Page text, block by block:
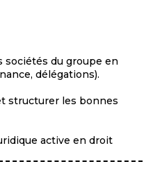
sociétés du groupe en
délégations).
structurer les bonnes
active en droit